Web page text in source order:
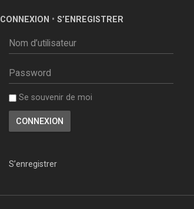
CONNEXION • S’ENREGISTRER
Se souvenir de moi
S’enregistrer